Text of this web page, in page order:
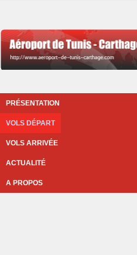
PRÉSENTATION
VOLS DÉPART
VOLS ARRIVÉE
ACTUALITÉ
A PROPOS